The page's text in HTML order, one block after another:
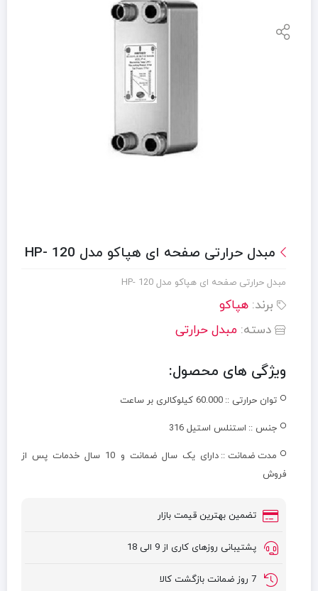
مبدل حرارتی صفحه ای هپاکو مدل HP- 120
مبدل حرارتی صفحه ای هپاکو مدل HP- 120
برند: هپاکو
دسته: مبدل حرارتی
ویژگی های محصول:
توان حرارتی :: 60.000 کیلوکالری بر ساعت
جنس :: استنلس استیل 316
مدت ضمانت ::
دارای یک سال ضمانت و 10 سال خدمات پس از
فروش
تضمین بهترین قیمت بازار
پشتیبانی روزهای کاری از 9 الی 18
7 روز ضمانت بازگشت کالا